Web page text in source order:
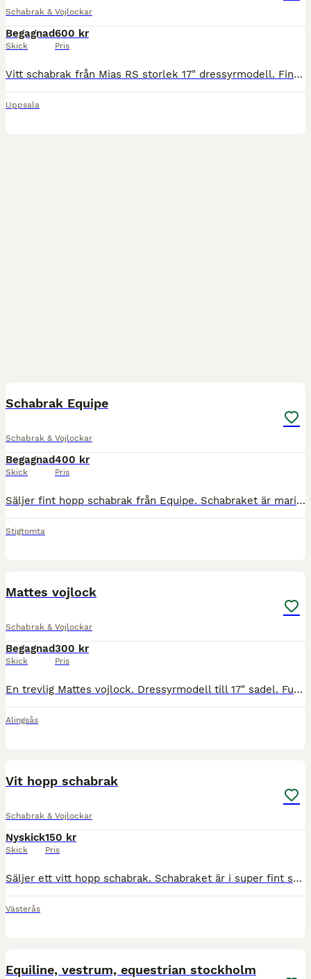
Schabrak & Vojlockar
Begagnad
Skick
600 kr
Pris
Vitt schabrak från Mias RS storlek 17" dressyrmodell. Finns märken från sadeln. ........................
Uppsala
Schabrak Equipe
Schabrak & Vojlockar
Begagnad
Skick
400 kr
Pris
Säljer fint hopp schabrak från Equipe. Schabraket är marinblåttt i storlek full. Priset är 400 kr.
Stigtomta
Mattes vojlock
Schabrak & Vojlockar
Begagnad
Skick
300 kr
Pris
En trevlig Mattes vojlock. Dressyrmodell till 17" sadel. Funkar säkert till 16" med. Fickor för ilägg men de saknas. Spårbar frakt 124kr
Alingsås
Vit hopp schabrak
Schabrak & Vojlockar
Nyskick
Skick
150 kr
Pris
Säljer ett vitt hopp schabrak. Schabraket är i super fint skick och ändats andvänt en gång. Passar ponny men liten storhäst hade också funkat.
Västerås
Equiline, vestrum, equestrian stockholm